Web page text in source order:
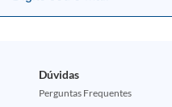
Dúvidas
Perguntas Frequentes